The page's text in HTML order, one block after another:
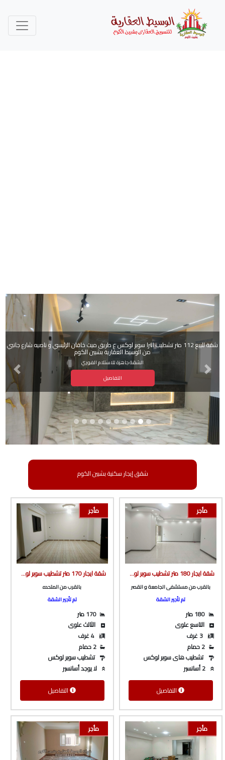
شقة للبيع 112 متر تشطيب الترا سوبر لوكس ع طريق ميت خاقان الرئيسي و ناصيه شارع جانبي
من الوسيط العقارية بشبين الكوم
الشقة جاهزة للاستلام الفوري
التفاصيل
Previous
Next
شقق إيجار سكنية بشبين الكوم
مأجر
شقة ايجار 180 متر تشطيب سوبر لوكس ف برج بأسانسير ع الشارع الرئيسى مباشرة بالقرب من مستشفى القصر و الجامعة من شركة الوسيط العقارية بشبين الكوم
بالقرب من مستشفى الجامعة و القصر
تم تأجير الشقة
180 متر
التاسع علوى
2 حمام
تشطيب هاى سوبر لوكس
التفاصيل
مأجر
شقة ايجار 170 متر تشطيب سوبر لوكس دور تالت علوى بالقرب من المتحده و شارع جمال عبدالناصر من شركة الوسيط العقارية بشبين الكوم
بالقرب من المتحده
تم تأجير الشقة
170 متر
الثالث علوى
4 غرف
2 حمام
تشطيب سوبر لوكس
لا يوجد أسانسير
التفاصيل
مأجر مأجر